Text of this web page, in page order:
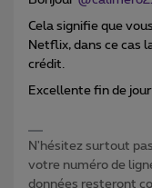
Cela signifie que
Netflix, dans ce cas
crédit.
Excellente fin de
N'hésitez surtout
votre numéro de
données resteront